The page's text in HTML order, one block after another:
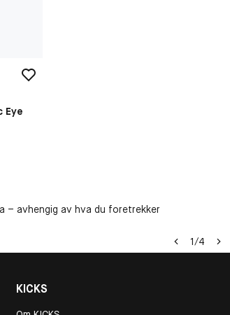
Eye
– avhengig av hva du foretrekker
1/4
KICKS